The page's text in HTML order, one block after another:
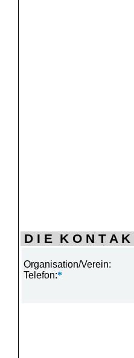
D I E K O N T A
Organisation/Verein:
Telefon:*